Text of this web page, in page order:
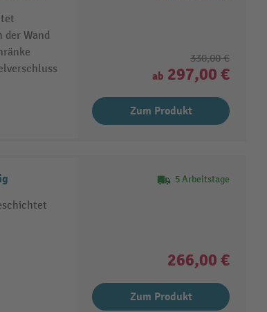
der Wand
330,00 €
ab 297,00 €
Zum Produkt
5 Arbeitstage
266,00 €
Zum Produkt